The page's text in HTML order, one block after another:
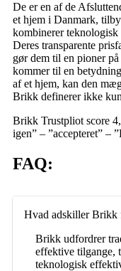
De er en af de
et hjem i Danmark,
kombinerer teknologisk
Deres transparente
gør dem til en pioner
kommer til en
af et hjem, kan den
Brikk definerer ikke
Brikk Trustpliot score
igen” – ”accepteret” –
FAQ:
Hvad adskiller Brikk
Brikk udfordrer
effektive tilgange,
teknologisk